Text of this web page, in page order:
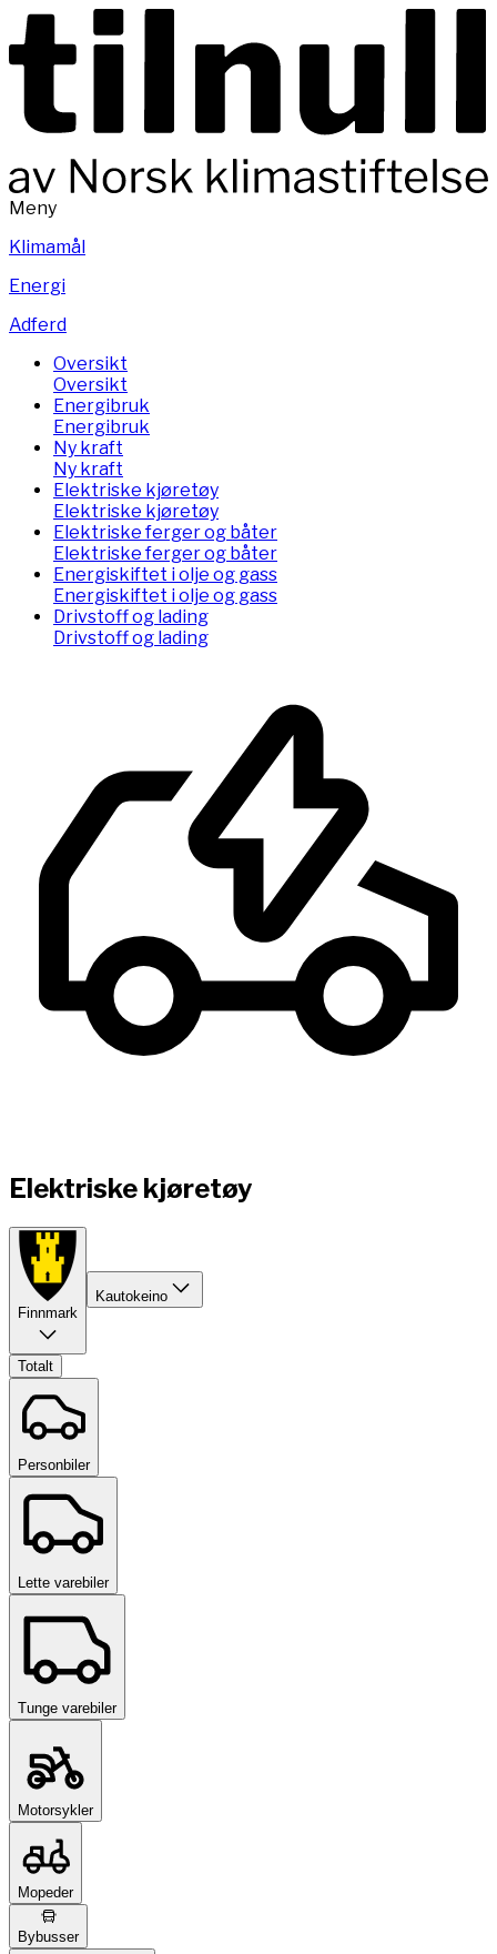
Meny
Klimamål
Energi
Adferd
Oversikt
Oversikt
Energibruk
Energibruk
Ny kraft
Ny kraft
Elektriske kjøretøy
Elektriske kjøretøy
Elektriske ferger og båter
Elektriske ferger og båter
Energiskiftet i olje og gass
Energiskiftet i olje og gass
Drivstoff og lading
Drivstoff og lading
Elektriske kjøretøy
Finnmark
Kautokeino
Totalt
Personbiler
Lette varebiler
Tunge varebiler
Motorsykler
Mopeder
Bybusser